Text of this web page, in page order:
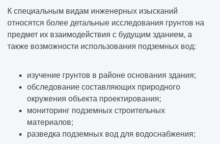
К специальным видам инженерных изысканий
относятся более детальные исследования грунтов на
предмет их взаимодействия с будущим зданием, а
также возможности использования подземных вод:
изучение грунтов в районе основания здания;
обследование составляющих природного
окружения объекта проектирования;
мониторинг подземных строительных
материалов;
разведка подземных вод для водоснабжения;